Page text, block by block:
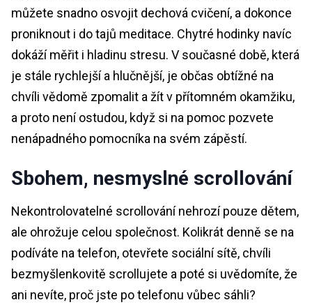
můžete snadno osvojit dechová cvičení, a dokonce
proniknout i do tajů meditace. Chytré hodinky navíc
dokáží měřit i hladinu stresu. V současné době, která
je stále rychlejší a hlučnější, je občas obtížné na
chvíli vědomě zpomalit a žít v přítomném okamžiku,
a proto není ostudou, když si na pomoc pozvete
nenápadného pomocníka na svém zápěstí.
Sbohem, nesmyslné scrollování
Nekontrolovatelné scrollování nehrozí pouze dětem,
ale ohrožuje celou společnost. Kolikrát denně se na
podíváte na telefon, otevřete sociální sítě, chvíli
bezmyšlenkovitě scrollujete a poté si uvědomíte, že
ani nevíte, proč jste po telefonu vůbec sáhli?